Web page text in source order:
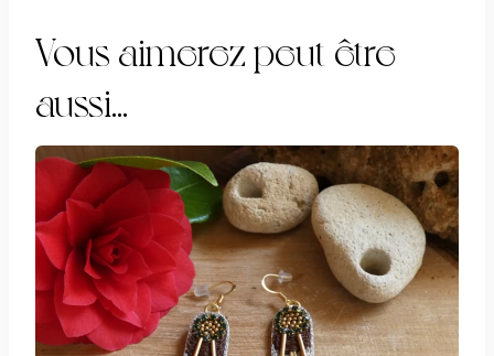
la
main
Vous aimerez peut-être
aussi…